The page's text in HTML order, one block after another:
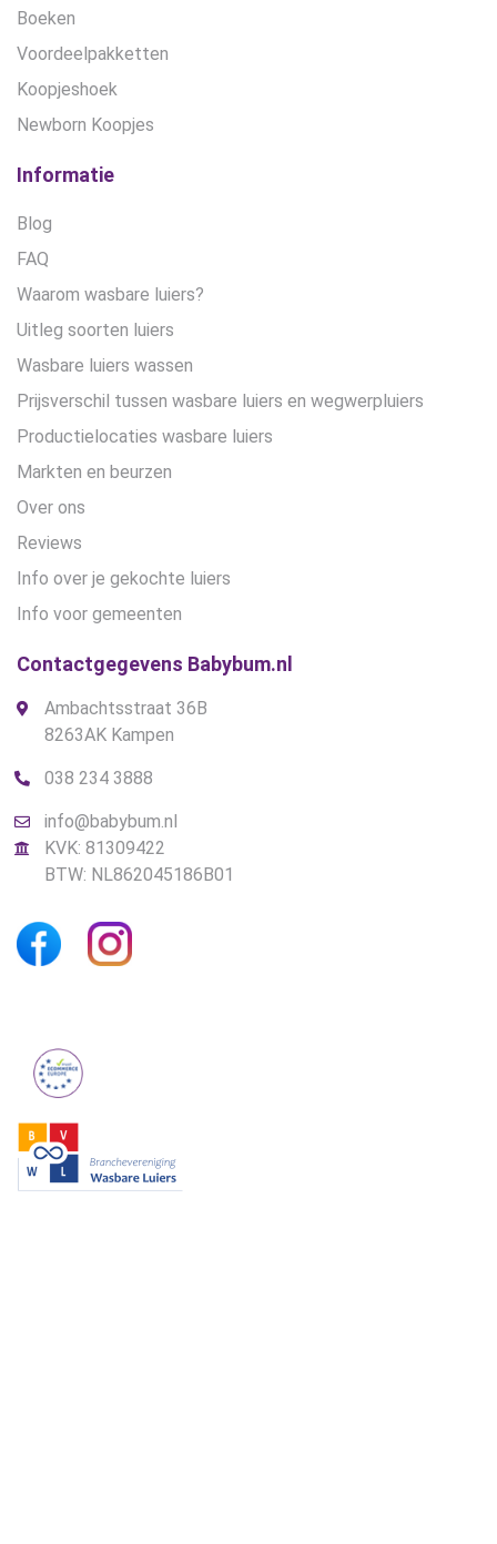
Boeken
Voordeelpakketten
Koopjeshoek
Newborn Koopjes
Informatie
Blog
FAQ
Waarom wasbare luiers?
Uitleg soorten luiers
Wasbare luiers wassen
Prijsverschil tussen wasbare luiers en wegwerpluiers
Productielocaties wasbare luiers
Markten en beurzen
Over ons
Reviews
Info over je gekochte luiers
Info voor gemeenten
Contactgegevens Babybum.nl
Ambachtsstraat 36B
8263AK Kampen
038 234 3888
info@babybum.nl
KVK: 81309422
BTW: NL862045186B01